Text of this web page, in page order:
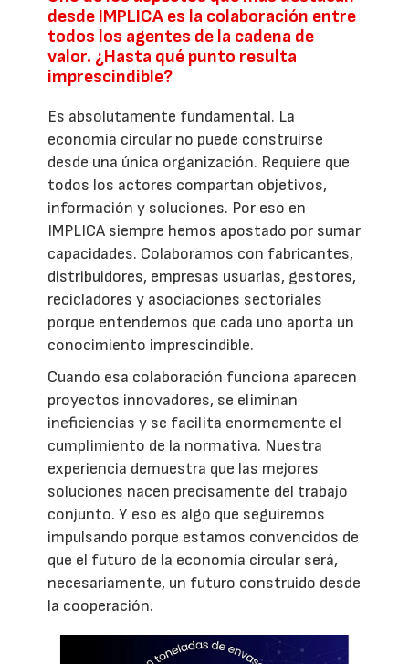
desde IMPLICA es la colaboración entre
todos los agentes de la cadena de
valor. ¿Hasta qué punto resulta
imprescindible?
Es absolutamente fundamental. La
economía circular no puede construirse
desde una única organización. Requiere que
todos los actores compartan objetivos,
información y soluciones. Por eso en
IMPLICA siempre hemos apostado por sumar
capacidades. Colaboramos con fabricantes,
distribuidores, empresas usuarias, gestores,
recicladores y asociaciones sectoriales
porque entendemos que cada uno aporta un
conocimiento imprescindible.
Cuando esa colaboración funciona aparecen
proyectos innovadores, se eliminan
ineficiencias y se facilita enormemente el
cumplimiento de la normativa. Nuestra
experiencia demuestra que las mejores
soluciones nacen precisamente del trabajo
conjunto. Y eso es algo que seguiremos
impulsando porque estamos convencidos de
que el futuro de la economía circular será,
necesariamente, un futuro construido desde
la cooperación.